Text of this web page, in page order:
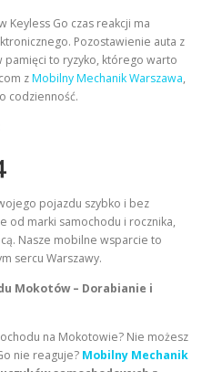
Keyless Go czas reakcji ma
Pozostawienie auta z
pamięci to ryzyko, którego warto
zMobilny Mechanik Warszawa,
codzienność.
pojazdu szybko i bez
od marki samochodu i rocznika,
Nasze mobilne wsparcie to
sercu Warszawy.
Mokotów – Dorabianie i
na Mokotowie? Nie możesz
nie reaguje? Mobilny Mechanik